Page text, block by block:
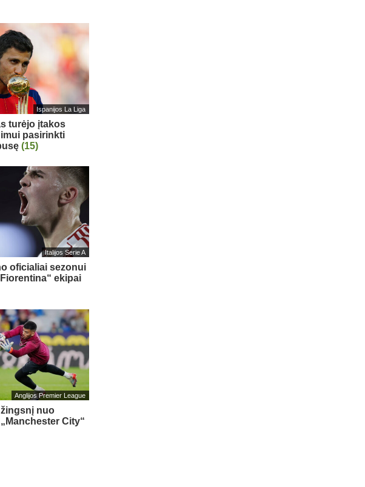
Ispanijos La Liga
turėjo įtakos
pasirinkti
(15)
Italijos Serie A
oficialiai sezonui
ekipai
Anglijos Premier League
nuo
City“